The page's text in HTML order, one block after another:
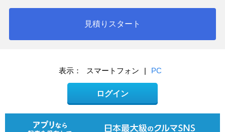
見積りスタート
表示： スマートフォン | PC
ログイン